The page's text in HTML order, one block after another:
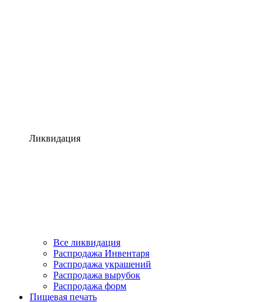
Ликвидация
Все ликвидация
Распродажа Инвентаря
Распродажа украшений
Распродажа вырубок
Распродажа форм
Пищевая печать